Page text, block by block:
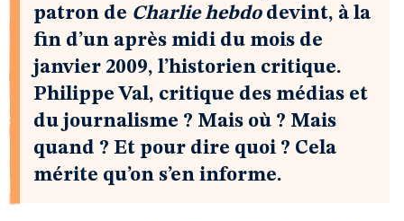
patron de Charlie hebdodevint, à la
fin d’un après midi du mois de
janvier 2009, l’historien critique.
Philippe Val, critique des médias et
du journalisme ? Mais où ? Mais
quand ? Et pour dire quoi ? Cela
mérite qu’on s’en informe.